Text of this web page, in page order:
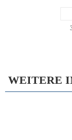
WEITERE